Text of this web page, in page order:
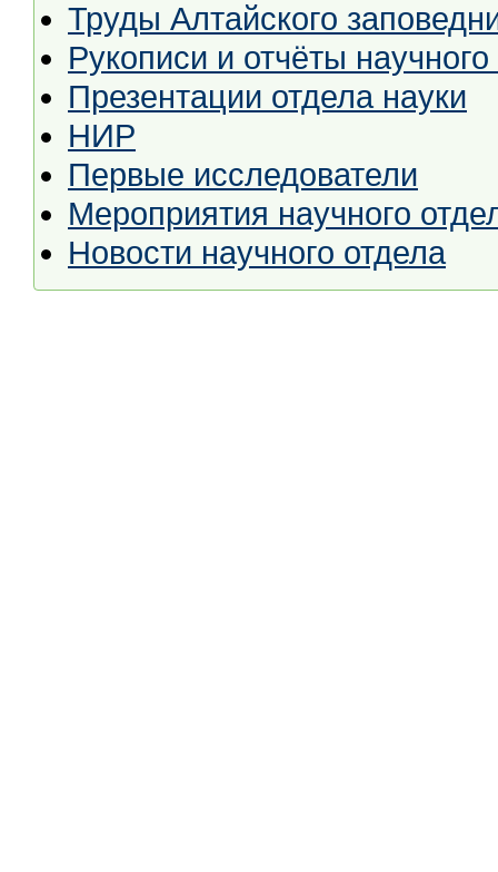
Труды Алтайского
Рукописи и отчёты научного
Презентации отдела науки
НИР
Первые исследователи
Мероприятия научного
Новости научного отдела